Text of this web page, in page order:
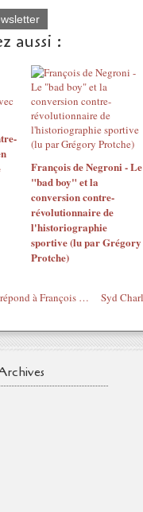
aussi :
François de Negroni - Le
"bad boy" et la
conversion contre-
révolutionnaire de
l'historiographie
sportive (lu par Grégory
Protche)
Michel Clouscard répond à François Bégaudeau